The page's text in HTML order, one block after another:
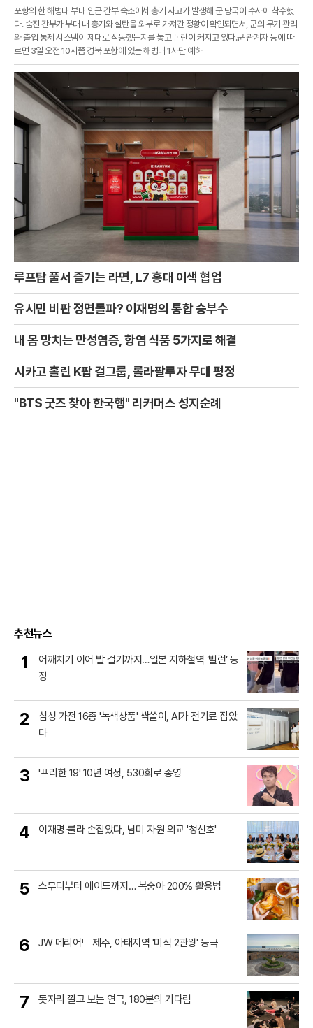
포항의 한 해병대 부대 인근 간부 숙소에서 총기 사고가 발생해 군 당국이 수사에 착수했
다. 숨진 간부가 부대 내 총기와 실탄을 외부로 가져간 정황이 확인되면서, 군의 무기 관리
와 출입 통제 시스템이 제대로 작동했는지를 놓고 논란이 커지고 있다.군 관계자 등에 따
르면 3일 오전 10시쯤 경북 포항에 있는 해병대 1사단 예하
루프탑 풀서 즐기는 라면, L7 홍대 이색 협업
유시민 비판 정면돌파? 이재명의 통합 승부수
내 몸 망치는 만성염증, 항염 식품 5가지로 해결
시카고 홀린 K팝 걸그룹, 롤라팔루자 무대 평정
"BTS 굿즈 찾아 한국행" 리커머스 성지순례
추천뉴스
1
어깨치기 이어 발 걸기까지…일본 지하철역 ‘빌런’ 등
장
2
삼성 가전 16종 '녹색상품' 싹쓸이, AI가 전기료 잡았
다
3 '프리한 19' 10년 여정, 530회로 종영
4 이재명·룰라 손잡았다, 남미 자원 외교 '청신호'
5 스무디부터 에이드까지… 복숭아 200% 활용법
6 JW 메리어트 제주, 아태지역 '미식 2관왕' 등극
7 돗자리 깔고 보는 연극, 180분의 기다림